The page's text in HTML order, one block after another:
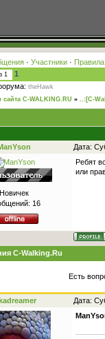
· Участники ·
1
1
theHawk
C-WALKING.RU » ..:[C-
Дата:
Новичек
16
Ребят
или
C-Walking.Ru
Есть
Дата: